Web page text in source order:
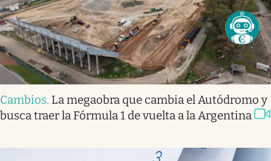
Cambios. La megaobra que cambia el Autódromo y
busca traer la Fórmula 1 de vuelta a la Argentina